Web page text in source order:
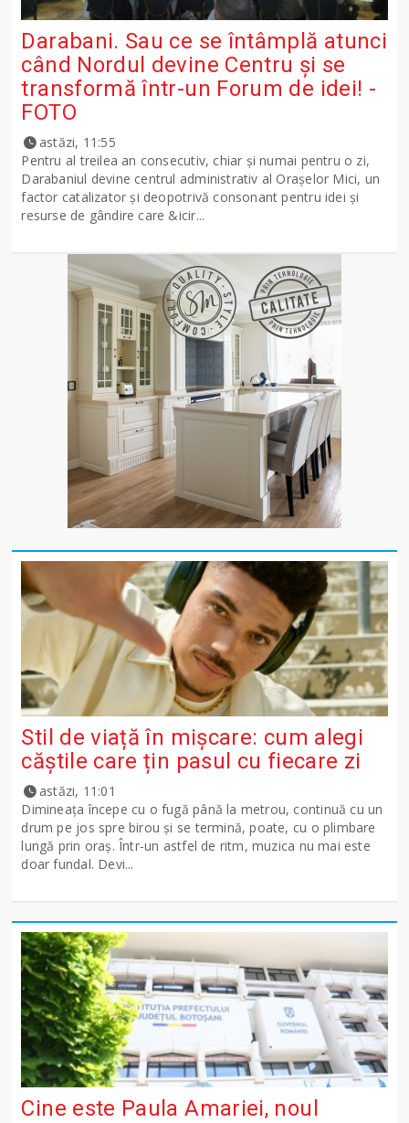
Darabani. Sau ce se întâmplă atunci
când Nordul devine Centru și se
transformă într-un Forum de idei! -
FOTO
astăzi, 11:55
Pentru al treilea an consecutiv, chiar și numai pentru o zi,
Darabaniul devine centrul administrativ al Orașelor Mici, un
factor catalizator și deopotrivă consonant pentru idei și
resurse de gândire care &icir...
Stil de viață în mișcare: cum alegi
căștile care țin pasul cu fiecare zi
astăzi, 11:01
Dimineața începe cu o fugă până la metrou, continuă cu un
drum pe jos spre birou și se termină, poate, cu o plimbare
lungă prin oraș. Într-un astfel de ritm, muzica nu mai este
doar fundal. Devi...
Cine este Paula Amariei, noul